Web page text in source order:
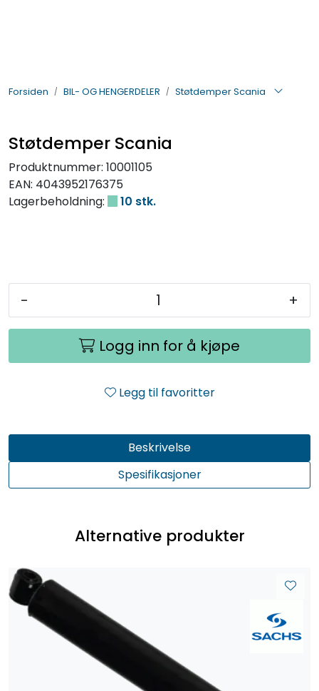
Forsiden BIL- OG HENGERDELER Støtdemper Scania
Støtdemper Scania
Produktnummer: 10001105
EAN: 4043952176375
Lagerbeholdning:
10 stk.
- +
Logg inn for å kjøpe
Legg til favoritter
Beskrivelse
Spesifikasjoner
Alternative produkter
ELEKTRISK
VERKTØY OG REKVISITA
PÅBYGG OG CHASSIS